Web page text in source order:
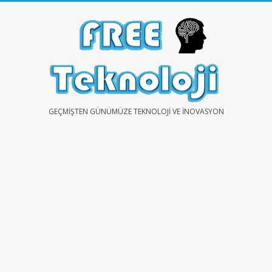
FREEGEÇMIŞTEN GÜNÜMÜZE TEKNOLOJI VE İNOVASYON